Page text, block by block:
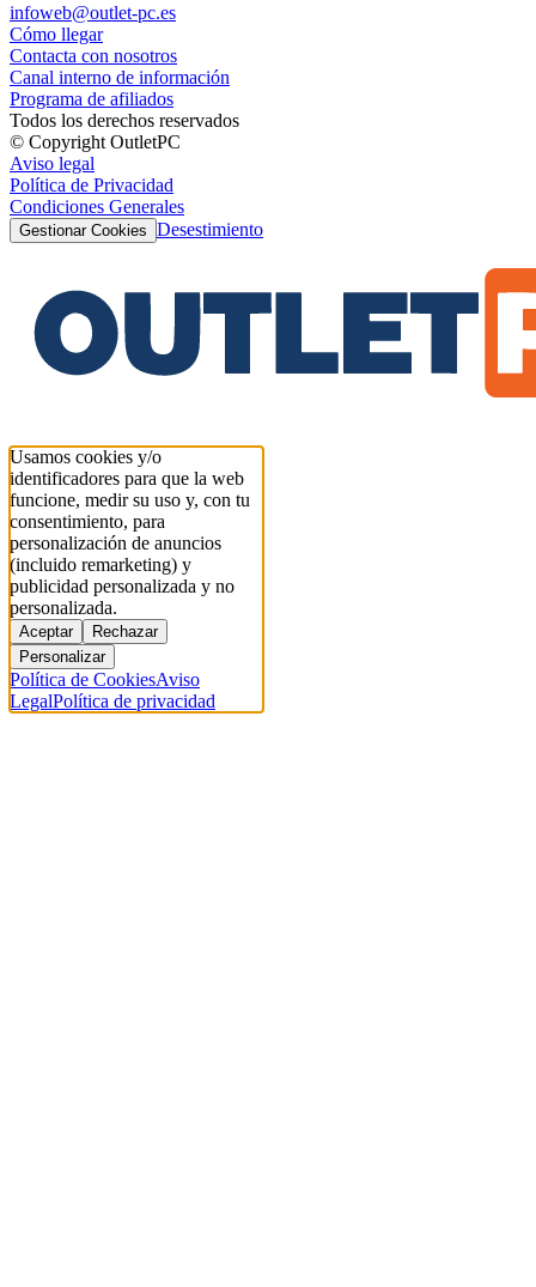
infoweb@outlet-pc.es
Cómo llegar
Contacta con nosotros
Canal interno de información
Programa de afiliados
Todos los derechos reservados
© Copyright OutletPC
Aviso legal
Política de Privacidad
Condiciones Generales
Gestionar Cookies Desestimiento
Usamos cookies y/o
identificadores para que la web
funcione, medir su uso y, con tu
consentimiento, para
personalización de anuncios
(incluido remarketing) y
publicidad personalizada y no
personalizada.
Aceptar
Rechazar
Personalizar
Política de CookiesAviso
LegalPolítica de privacidad